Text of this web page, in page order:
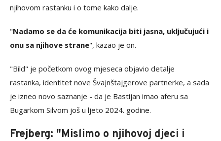
njihovom rastanku i o tome kako dalje.
"Nadamo se da će komunikacija biti jasna, uključujući i
onu sa njihove strane", kazao je on.
"Bild" je početkom ovog mjeseca objavio detalje
rastanka, identitet nove Švajnštajgerove partnerke, a sada
je izneo novo saznanje - da je Bastijan imao aferu sa
Bugarkom Silvom još u ljeto 2024. godine.
Frejberg: "Mislimo o njihovoj djeci i